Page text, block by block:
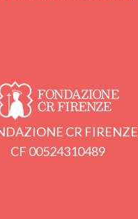
CR FIRENZE
CF 00524310489